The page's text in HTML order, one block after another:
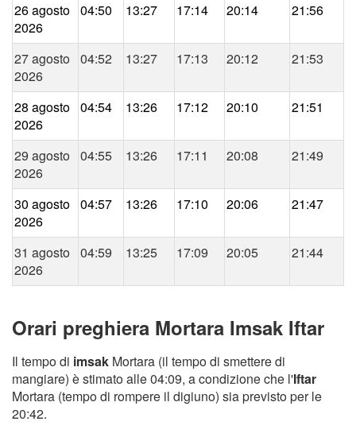
26 agosto
2026
04:50 13:27 17:14 20:14 21:56
27 agosto
2026
04:52 13:27 17:13 20:12 21:53
28 agosto
2026
04:54 13:26 17:12 20:10 21:51
29 agosto
2026
04:55 13:26 17:11 20:08 21:49
30 agosto
2026
04:57 13:26 17:10 20:06 21:47
31 agosto
2026
04:59 13:25 17:09 20:05 21:44
Orari preghiera Mortara Imsak Iftar
Il tempo di imsak Mortara (il tempo di smettere di
mangiare) è stimato alle 04:09, a condizione che l'Iftar
Mortara (tempo di rompere il digiuno) sia previsto per le
20:42.